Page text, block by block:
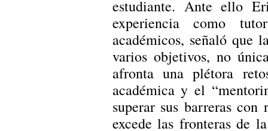
estudiante. Ante ello
experiencia como
académicos, señaló que
varios objetivos, no
afronta una plétora
académica y el
superar sus barreras
excede las fronteras de